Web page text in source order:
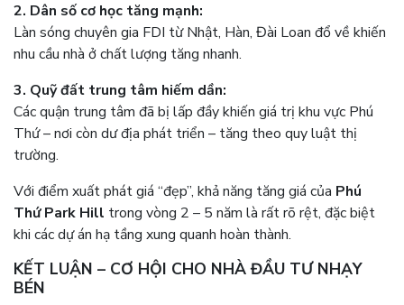
2. Dân số cơ học tăng mạnh:
Làn sóng chuyên gia FDI từ Nhật, Hàn, Đài Loan đổ về khiến
nhu cầu nhà ở chất lượng tăng nhanh.
3. Quỹ đất trung tâm hiếm dần:
Các quận trung tâm đã bị lấp đầy khiến giá trị khu vực Phú
Thứ – nơi còn dư địa phát triển – tăng theo quy luật thị
trường.
Với điểm xuất phát giá “đẹp”, khả năng tăng giá của Phú
Thứ Park Hill trong vòng 2 – 5 năm là rất rõ rệt, đặc biệt
khi các dự án hạ tầng xung quanh hoàn thành.
KẾT LUẬN – CƠ HỘI CHO NHÀ ĐẦU TƯ NHẠY
BÉN